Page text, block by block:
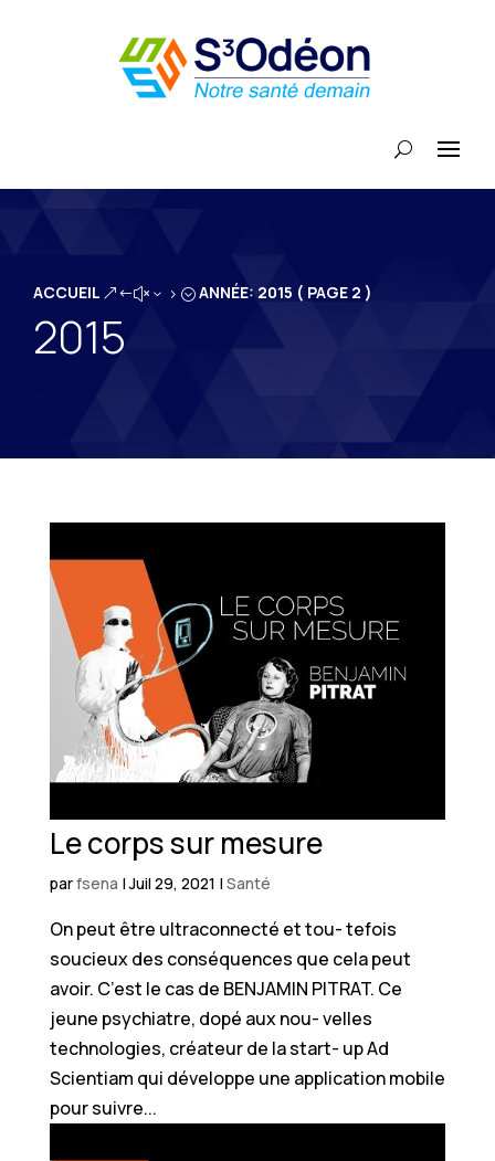
ACCUEIL &#x35; ANNÉE: 2015 ( PAGE 2 )
2015
Le corps sur mesure
parfsena |Juil 29, 2021 | Santé
On peut être ultraconnecté et tou- tefois
soucieux des conséquences que cela peut
avoir. C’est le cas de BENJAMIN PITRAT. Ce
jeune psychiatre, dopé aux nou- velles
technologies, créateur de la start- up Ad
Scientiam qui développe une application mobile
pour suivre...